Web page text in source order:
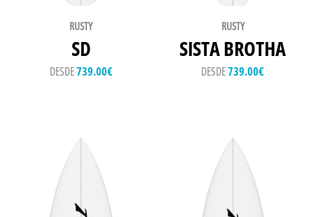
RUSTY
SD
DESDE739.00€
RUSTY
SISTA BROTHA
DESDE739.00€